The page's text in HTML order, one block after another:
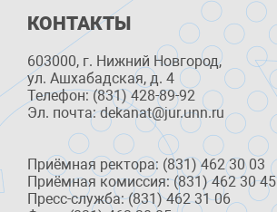
КОНТАКТЫ
603000, г. Нижний Новгород,
ул. Ашхабадская, д. 4
Телефон: (831) 428-89-92
Эл. почта: dekanat@jur.unn.ru
Приёмная ректора: (831) 462 30 03
Приёмная комиссия: (831) 462 30 45
Пресс-служба: (831) 462 31 06